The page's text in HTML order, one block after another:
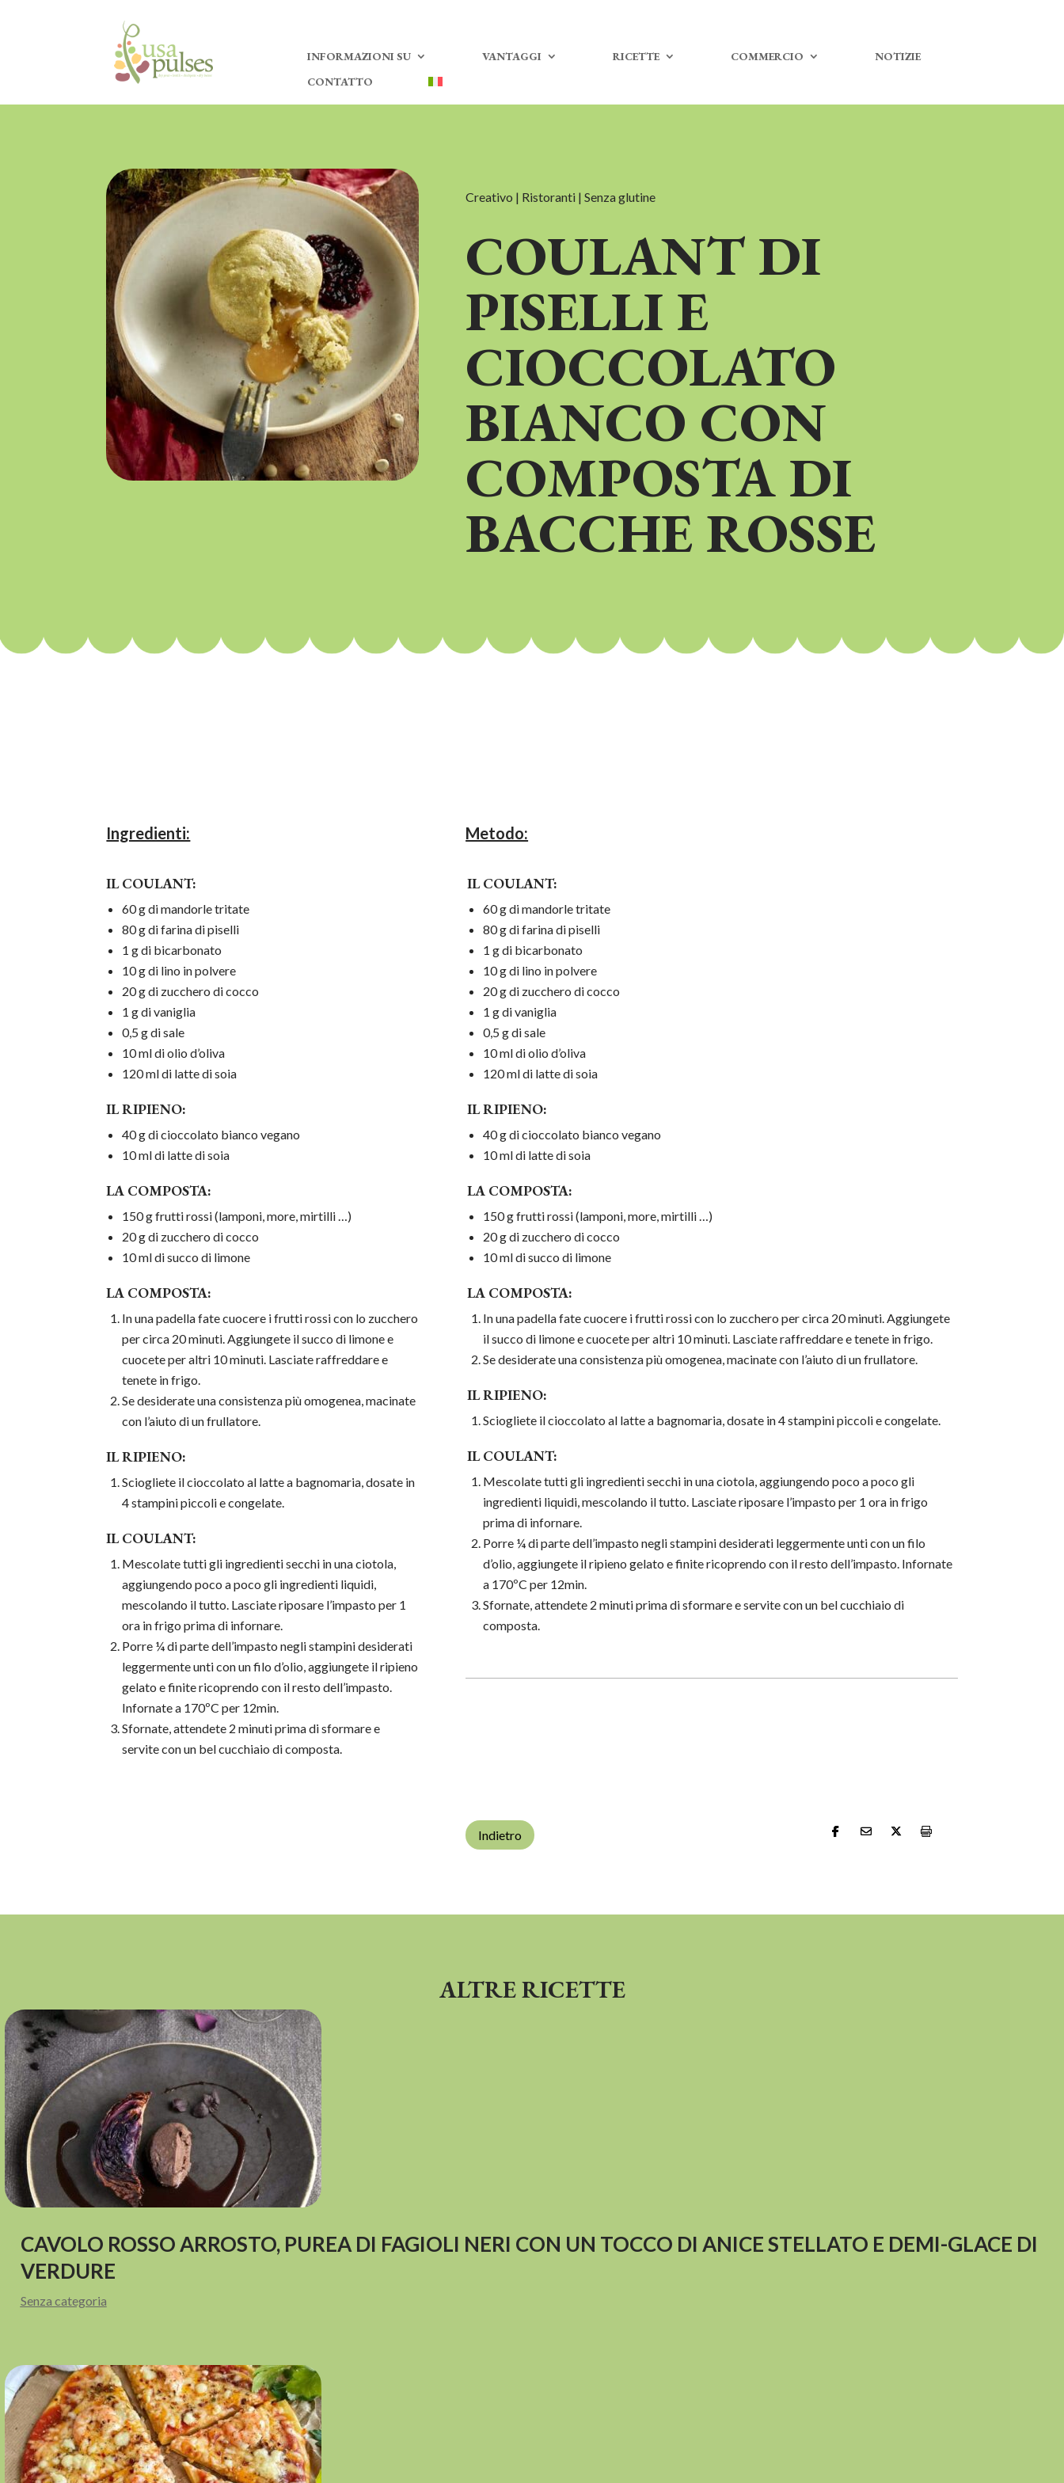
INFORMAZIONI SU VANTAGGI RICETTE COMMERCIO
NOTIZIE
CONTATTO
Creativo | Ristoranti | Senza glutine
COULANT DI
PISELLI E
CIOCCOLATO
BIANCO CON
COMPOSTA DI
BACCHE ROSSE
Ingredienti:
IL COULANT:
60 g di mandorle tritate
80 g di farina di piselli
1 g di bicarbonato
10 g di lino in polvere
20 g di zucchero di cocco
1 g di vaniglia
0,5 g di sale
10 ml di olio d’oliva
120 ml di latte di soia
IL RIPIENO:
40 g di cioccolato bianco vegano
10 ml di latte di soia
LA COMPOSTA:
150 g frutti rossi (lamponi, more, mirtilli …)
20 g di zucchero di cocco
10 ml di succo di limone
LA COMPOSTA:
In una padella fate cuocere i frutti rossi con lo zucchero
per circa 20 minuti. Aggiungete il succo di limone e
cuocete per altri 10 minuti. Lasciate raffreddare e
tenete in frigo.
Se desiderate una consistenza più omogenea, macinate
con l’aiuto di un frullatore.
IL RIPIENO:
Sciogliete il cioccolato al latte a bagnomaria, dosate in
4 stampini piccoli e congelate.
IL COULANT:
Mescolate tutti gli ingredienti secchi in una ciotola,
aggiungendo poco a poco gli ingredienti liquidi,
mescolando il tutto. Lasciate riposare l’impasto per 1
ora in frigo prima di infornare.
Porre ¼ di parte dell’impasto negli stampini desiderati
leggermente unti con un filo d’olio, aggiungete il ripieno
gelato e finite ricoprendo con il resto dell’impasto.
Infornate a 170ºC per 12min.
Sfornate, attendete 2 minuti prima di sformare e
servite con un bel cucchiaio di composta.
Metodo:
IL COULANT:
60 g di mandorle tritate
80 g di farina di piselli
1 g di bicarbonato
10 g di lino in polvere
20 g di zucchero di cocco
1 g di vaniglia
0,5 g di sale
10 ml di olio d’oliva
120 ml di latte di soia
IL RIPIENO:
40 g di cioccolato bianco vegano
10 ml di latte di soia
LA COMPOSTA:
150 g frutti rossi (lamponi, more, mirtilli …)
20 g di zucchero di cocco
10 ml di succo di limone
LA COMPOSTA:
In una padella fate cuocere i frutti rossi con lo zucchero per circa 20 minuti. Aggiungete
il succo di limone e cuocete per altri 10 minuti. Lasciate raffreddare e tenete in frigo.
Se desiderate una consistenza più omogenea, macinate con l’aiuto di un frullatore.
IL RIPIENO:
Sciogliete il cioccolato al latte a bagnomaria, dosate in 4 stampini piccoli e congelate.
IL COULANT:
Mescolate tutti gli ingredienti secchi in una ciotola, aggiungendo poco a poco gli
ingredienti liquidi, mescolando il tutto. Lasciate riposare l’impasto per 1 ora in frigo
prima di infornare.
Porre ¼ di parte dell’impasto negli stampini desiderati leggermente unti con un filo
d’olio, aggiungete il ripieno gelato e finite ricoprendo con il resto dell’impasto. Infornate
a 170ºC per 12min.
Sfornate, attendete 2 minuti prima di sformare e servite con un bel cucchiaio di
composta.
Indietro
ALTRE RICETTE
CAVOLO ROSSO ARROSTO, PUREA DI FAGIOLI NERI CON UN TOCCO DI ANICE STELLATO E DEMI-GLACE DI
VERDURE
Senza categoria